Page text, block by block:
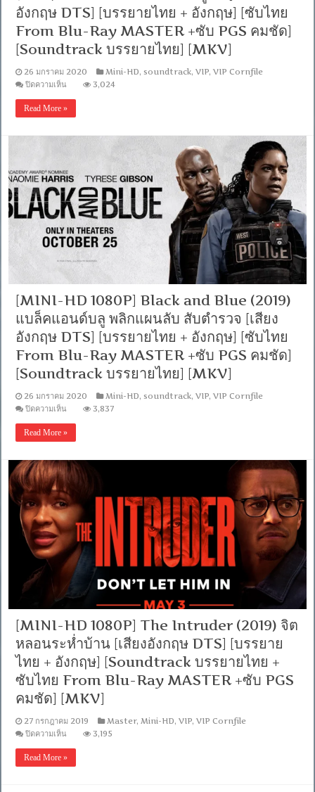
บรรยาย
[MKV]
อังกฤษ DTS] [บรรยายไทย + อังกฤษ] [ซับไทย
From Blu-Ray MASTER +ซับ PGS คมชัด]
[Soundtrack บรรยายไทย] [MKV]
26 มกราคม 2020 Mini-HD, soundtrack,VIP,VIP Cornfile
ปิดความเห็น
1080P]
Abbey
แอบ
บีย์
เดอะ
มูฟ
วี่
[เสียง
DTS]
[บรรยาย
+
อังกฤษ]
[ซับ
ไทย
From
Blu-
Ray
MASTER
+ซับ
คม
ชัด]
ไทย]
[MKV]
3,024
Read More »
[MINI-HD 1080P] Black and Blue (2019)
แบล็คแอนด์บลู พลิกแผนลับ สับตำรวจ [เสียง
อังกฤษ DTS] [บรรยายไทย + อังกฤษ] [ซับไทย
From Blu-Ray MASTER +ซับ PGS คมชัด]
[Soundtrack บรรยายไทย] [MKV]
26 มกราคม 2020 Mini-HD, soundtrack,VIP,VIP Cornfile
ปิดความเห็นบน
1080P]
and
Blue
(2019)
แบ
ล็ค
แอนด์
บลู
พลิก
แผน
ลับ
สับ
ตำรวจ
DTS]
[บรรยาย
ไทย
+
อังกฤษ]
[ซับ
ไทย
Blu-
MASTER
+ซับ
3,837
Read More »
[MINI-HD 1080P] The Intruder (2019) จิต
หลอนระห่ำบ้าน [เสียงอังกฤษ DTS] [บรรยาย
ไทย + อังกฤษ] [Soundtrack บรรยายไทย +
ซับไทย From Blu-Ray MASTER +ซับ PGS
คมชัด] [MKV]
27 กรกฎาคม 2019 Master,Mini-HD,VIP,VIP Cornfile
ปิดความเห็นบน
1080P]
3,195
Read More »